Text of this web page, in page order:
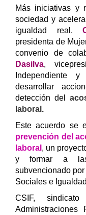
Más iniciativas y
sociedad y
igualdad real.
presidenta de
convenio de
Dasilva,
Independiente
desarrollar
detección del
laboral.
Este acuerdo se
prevención del
laboral , un
y formar a las
subvencionado
Sociales e Igualdad
CSIF,
Administraciones